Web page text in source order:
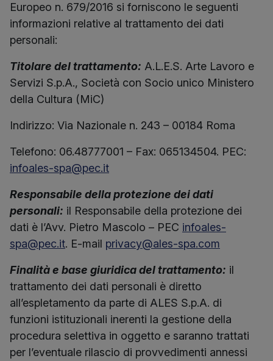
Europeo n. 679/2016 si forniscono le seguenti
informazioni relative al trattamento dei dati
personali:
Titolare del trattamento: A.L.E.S. Arte Lavoro e
Servizi S.p.A., Società con Socio unico Ministero
della Cultura (MiC)
Indirizzo: Via Nazionale n. 243 – 00184 Roma
Telefono: 06.48777001 – Fax: 065134504. PEC:
infoales-spa@pec.it
Responsabile della protezione dei dati
personali: il Responsabile della protezione dei
dati è l’Avv. Pietro Mascolo – PEC infoales-
spa@pec.it. E-mail privacy@ales-spa.com
Finalità e base giuridica del trattamento: il
trattamento dei dati personali è diretto
all’espletamento da parte di ALES S.p.A. di
funzioni istituzionali inerenti la gestione della
procedura selettiva in oggetto e saranno trattati
per l’eventuale rilascio di provvedimenti annessi